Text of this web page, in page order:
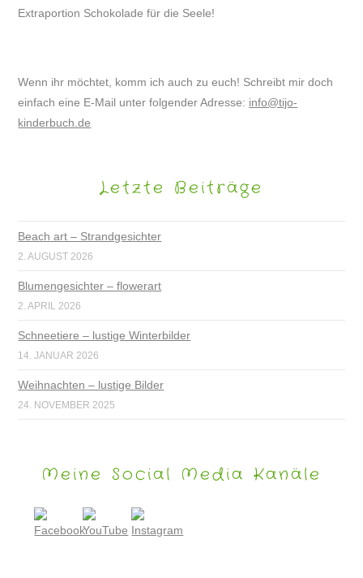
Extraportion Schokolade für die Seele!
Wenn ihr möchtet, komm ich auch zu euch! Schreibt mir doch
einfach eine E-Mail unter folgender Adresse: info@tijo-
kinderbuch.de
Letzte Beiträge
Beach art – Strandgesichter
2. AUGUST 2026
Blumengesichter – flowerart
2. APRIL 2026
Schneetiere – lustige Winterbilder
14. JANUAR 2026
Weihnachten – lustige Bilder
24. NOVEMBER 2025
Meine Social Media Kanäle